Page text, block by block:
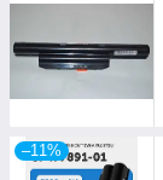
–11%